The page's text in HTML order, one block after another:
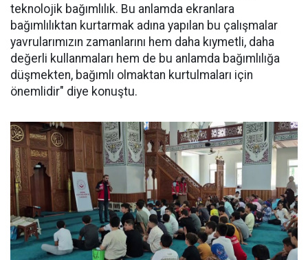
teknolojik bağımlılık. Bu anlamda ekranlara
bağımlılıktan kurtarmak adına yapılan bu çalışmalar
yavrularımızın zamanlarını hem daha kıymetli, daha
değerli kullanmaları hem de bu anlamda bağımlılığa
düşmekten, bağımlı olmaktan kurtulmaları için
önemlidir" diye konuştu.